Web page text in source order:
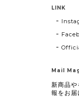
LINK
Mail
新商品や
報をお届